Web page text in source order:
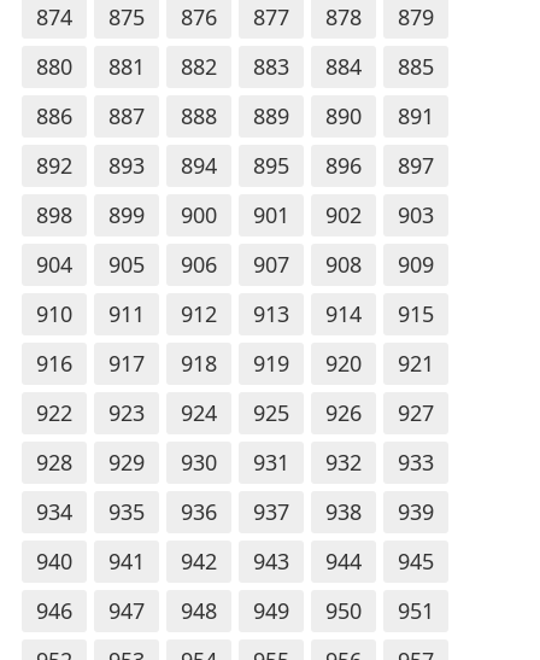
874
875 876 877 878
879
880
881 882 883 884
885
886
887 888 889 890
891
892
893 894 895 896
897
898
899 900 901 902
903
904
905 906 907 908
909
910
911 912 913 914
915
916
917 918 919 920
921
922
923 924 925 926
927
928
929 930 931 932
933
934
935 936 937 938
939
940
941 942 943 944
945
946
947 948 949 950
951